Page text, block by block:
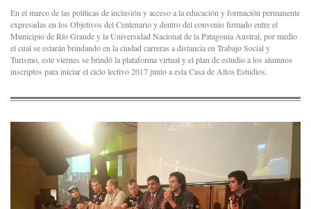
En el marco de las políticas de inclusión y acceso a la educación y formación permanente
expresadas en los Objetivos del Centenario y dentro del convenio firmado entre el
Municipio de Río Grande y la Universidad Nacional de la Patagonia Austral, por medio
el cual se estarán brindando en la ciudad carreras a distancia en Trabajo Social y
Turismo, este viernes se brindó la plataforma virtual y el plan de estudio a los alumnos
inscriptos para iniciar el ciclo lectivo 2017 junto a esta Casa de Altos Estudios.